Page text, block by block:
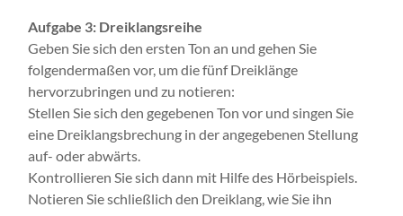
Aufgabe 3: Dreiklangsreihe
Geben Sie sich den ersten Ton an und gehen Sie
folgendermaßen vor, um die fünf Dreiklänge
hervorzubringen und zu notieren:
Stellen Sie sich den gegebenen Ton vor und singen Sie
eine Dreiklangsbrechung in der angegebenen Stellung
auf- oder abwärts.
Kontrollieren Sie sich dann mit Hilfe des Hörbeispiels.
Notieren Sie schließlich den Dreiklang, wie Sie ihn